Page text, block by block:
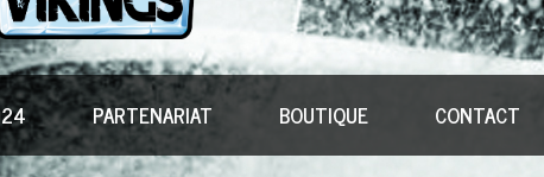
PARTENARIAT BOUTIQUE CONTACT